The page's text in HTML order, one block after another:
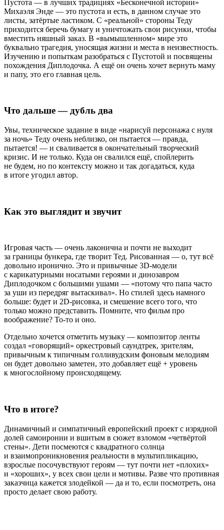
Пустота — в лучших традициях «Бесконечной истории»
Михаэля Энде — это пустота и есть, в данном случае это
листы, затёртые ластиком. С «реальной» стороны Теду
приходится беречь бумагу и уничтожать свои рисунки, чтобы
вместить няшный заказ. В «вымышленном» мире это
буквально трагедия, уносящая жизни и места в неизвестность.
Изучению и попыткам разобраться с Пустотой и посвящены
похождения Диплодочка. А ещё он очень хочет вернуть маму
и папу, это его главная цель.
Что дальше — дубль два
Увы, техническое задание в виде «нарисуй персонажа с нуля
за ночь» Теду очень неблизко, он пытается — правда,
пытается! — и сваливается в окончательный творческий
кризис. И не только. Куда он свалился ещё, спойлерить
не будем, но по контексту можно и так догадаться, куда
в итоге угодил автор.
Как это выглядит и звучит
Игровая часть — очень лаконична и почти не выходит
за границы бункера, где творит Тед. Рисованная — о, тут всё
довольно иронично. Это и привычные 3D-модели
с карикатурными носатыми героями и динозавром
Диплодочком с большими ушами — «потому что папа часто
за уши из передряг вытаскивал». Но стилей здесь намного
больше: будет и 2D-рисовка, и смешение всего того, что
только можно представить. Помните, что фильм про
воображение? То-то и оно.
Отдельно хочется отметить музыку — композитор ленты
создал «говорящий» оркестровый саундтрек, зрителям,
привычным к типичным голливудским фоновым мелодиям
он будет довольно заметен, это добавляет ещё + уровень
к многослойному происходящему.
Что в итоге?
Динамичный и симпатичный европейский проект с изрядной
долей самоиронии и вшитым в сюжет взломом «четвёртой
стены». Дети посмеются с квадратного солнца
и взаимопроникновения реальности в мультипликацию,
взрослые посочувствуют героям — тут почти нет «плохих»
и «хороших», у всех свои цели и мотивы. Разве что противная
заказчица кажется злодейкой — да и то, если посмотреть, она
просто делает свою работу.